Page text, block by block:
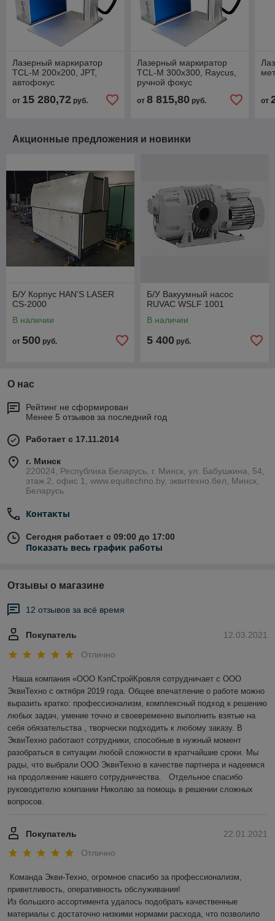
Лазерный маркиратор
TCL-M 200x200, JPT,
автофокус
от 15 280,72 руб.
Лазерный маркиратор
TCL-M 300x300, Raycus,
ручной фокус
от 8 815,80руб. от
Акционные предложения и новинки
Б/У Корпус HAN'S LASER
CS-2000
В наличии
от 500 руб.
Б/У Вакуумный насос
RUVAC WSLF 1001
В наличии
5 400 руб.
О нас
Рейтинг не сформирован
Менее 5 отзывов за последний год
Работает с 17.11.2014
г. Минск
220024, Республика Беларусь, г. Минск, ул. Бабушкина, 54,
этаж 2, офис 1, www.equitechno.by, эквитехно.бел, Минск,
Беларусь
Контакты
Сегодня работает с 09:00 до 17:00
Показать весь график работы
Отзывы о магазине
12 отзывов за всё время
12.03.2021
Покупатель
Отлично
Наша компания «ООО КэпСтройКровля сотрудничает с ООО
ЭквиТехно с октября 2019 года. Общее впечатление о работе можно
выразить кратко: профессионализм, комплексный подход к решению
любых задач, умение точно и своевременно выполнить взятые на
себя обязательства , творчески подходить к любому заказу. В
ЭквиТехно работают сотрудники, способные в нужный момент
разобраться в ситуации любой сложности в кратчайшие сроки. Мы
рады, что выбрали ООО ЭквиТехно в качестве партнера и надеемся
на продолжение нашего сотрудничества.   Отдельное спасибо
руководителю компании Николаю за помощь в решении сложных
вопросов.
22.01.2021
Покупатель
Отлично
Команда Экви-Техно, огромное спасибо за профессионализм,
приветливость, оперативность обслуживания!
Из большого ассортимента удалось подобрать качественные
материалы с достаточно низкими нормами расхода, что позволило